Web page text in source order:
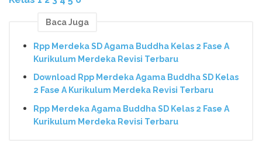
Baca Juga
Rpp Merdeka SD Agama Buddha Kelas 2 Fase A
Kurikulum Merdeka Revisi Terbaru
Download Rpp Merdeka Agama Buddha SD Kelas
2 Fase A Kurikulum Merdeka Revisi Terbaru
Rpp Merdeka Agama Buddha SD Kelas 2 Fase A
Kurikulum Merdeka Revisi Terbaru